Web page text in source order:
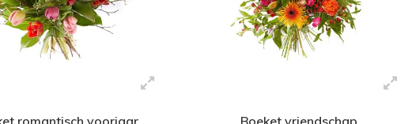
romantisch voorjaar Boeket vriendschap